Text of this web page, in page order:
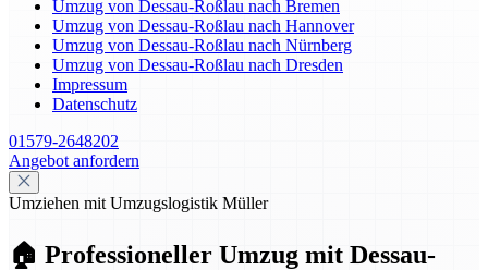
Umzug von Dessau-Roßlau nach Bremen
Umzug von Dessau-Roßlau nach Hannover
Umzug von Dessau-Roßlau nach Nürnberg
Umzug von Dessau-Roßlau nach Dresden
Impressum
Datenschutz
01579-2648202
Angebot anfordern
Umziehen mit Umzugslogistik Müller
🏠 Professioneller Umzug mit Dessau-